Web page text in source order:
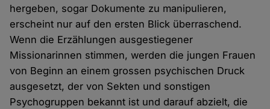
hergeben, sogar Dokumente zu manipulieren,
erscheint nur auf den ersten Blick überraschend.
Wenn die Erzählungen ausgestiegener
Missionarinnen stimmen, werden die jungen Frauen
von Beginn an einem grossen psychischen Druck
ausgesetzt, der von Sekten und sonstigen
Psychogruppen bekannt ist und darauf abzielt, die